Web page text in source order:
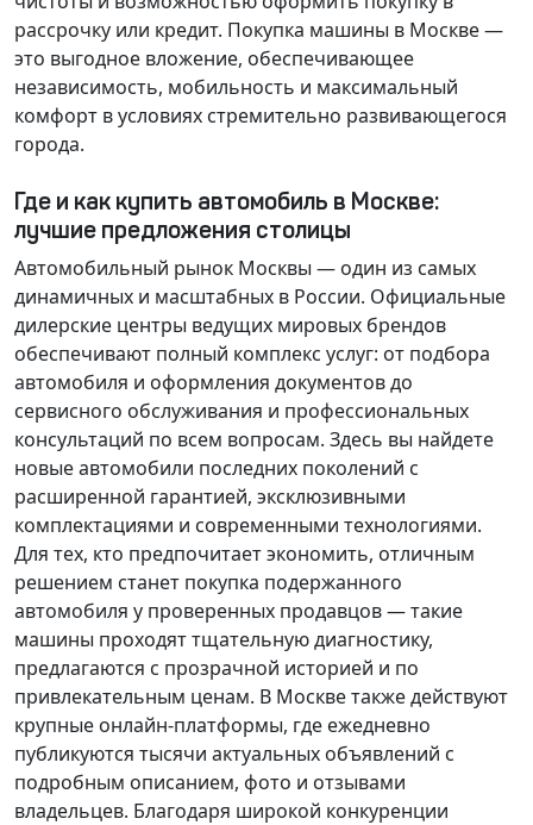
рассрочку или кредит. Покупка машины в Москве —
это выгодное вложение, обеспечивающее
независимость, мобильность и максимальный
комфорт в условиях стремительно развивающегося
города.
Где и как купить автомобиль в Москве:
лучшие предложения столицы
Автомобильный рынок Москвы — один из самых
динамичных и масштабных в России. Официальные
дилерские центры ведущих мировых брендов
обеспечивают полный комплекс услуг: от подбора
автомобиля и оформления документов до
сервисного обслуживания и профессиональных
консультаций по всем вопросам. Здесь вы найдете
новые автомобили последних поколений с
расширенной гарантией, эксклюзивными
комплектациями и современными технологиями.
Для тех, кто предпочитает экономить, отличным
решением станет покупка подержанного
автомобиля у проверенных продавцов — такие
машины проходят тщательную диагностику,
предлагаются с прозрачной историей и по
привлекательным ценам. В Москве также действуют
крупные онлайн-платформы, где ежедневно
публикуются тысячи актуальных объявлений с
подробным описанием, фото и отзывами
владельцев. Благодаря широкой конкуренции